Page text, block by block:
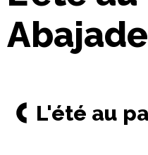
L'été au